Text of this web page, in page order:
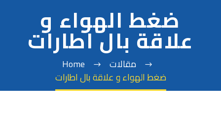
ضغط الهواء و
علاقة بال اطارات
Home
مقالات
ضغط الهواء و علاقة بال اطارات